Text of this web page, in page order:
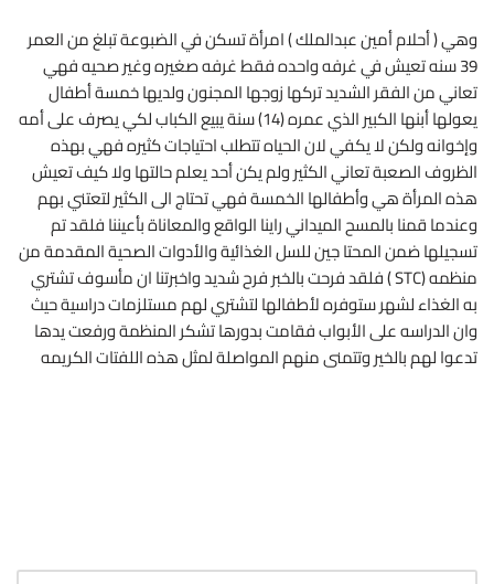
وهي ( أحلام أمين عبدالملك ) امرأة تسكن في الضبوعة تبلغ من العمر
39 سنه تعيش في غرفه واحده فقط غرفه صغيره وغير صحيه فهي
تعاني من الفقر الشديد تركها زوجها المجنون ولديها خمسة أطفال
يعولها أبنها الكبير الذي عمره (14) سنة يبيع الكباب لكي يصرف على أمه
وإخوانه ولكن لا يكفي لان الحياه تتطلب احتياجات كثيره فهي بهذه
الظروف الصعبة تعاني الكثير ولم يكن أحد يعلم حالتها ولا كيف تعيش
هذه المرأة هي وأطفالها الخمسة فهي تحتاج الى الكثير لتعتني بهم
وعندما قمنا بالمسح الميداني راينا الواقع والمعاناة بأعيننا فلقد تم
تسجيلها ضمن المحتا جين للسل الغذائية والأدوات الصحية المقدمة من
منظمه (STC ) فلقد فرحت بالخبر فرح شديد واخبرتنا ان مأسوف تشتري
به الغذاء لشهر ستوفره لأطفالها لتشتري لهم مستلزمات دراسية حيث
وان الدراسه على الأبواب فقامت بدورها تشكر المنظمة ورفعت يدها
تدعوا لهم بالخير وتتمنى منهم المواصلة لمثل هذه اللفتات الكريمه